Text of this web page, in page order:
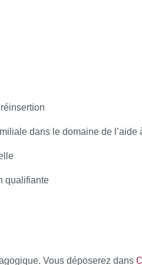
Péry / Dorothée Malet /
/ Francoise Vecchierini
démarche interactive et
dans le domaine de l’aide
qualifiante
Vous déposerez dans